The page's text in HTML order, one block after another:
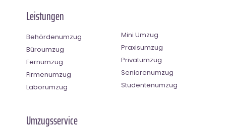
Leistungen
Behördenumzug
Büroumzug
Fernumzug
Firmenumzug
Laborumzug
Mini Umzug
Praxisumzug
Privatumzug
Seniorenumzug
Studentenumzug
Umzugsservice